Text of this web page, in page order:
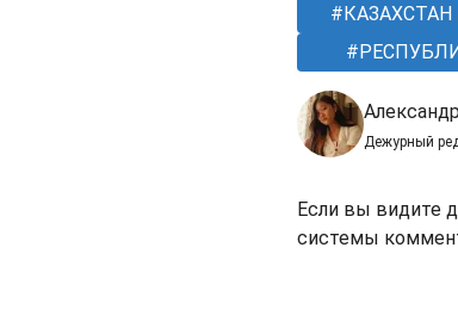
КАЗАХСТАН
Дежурный
Если вы видите
системы